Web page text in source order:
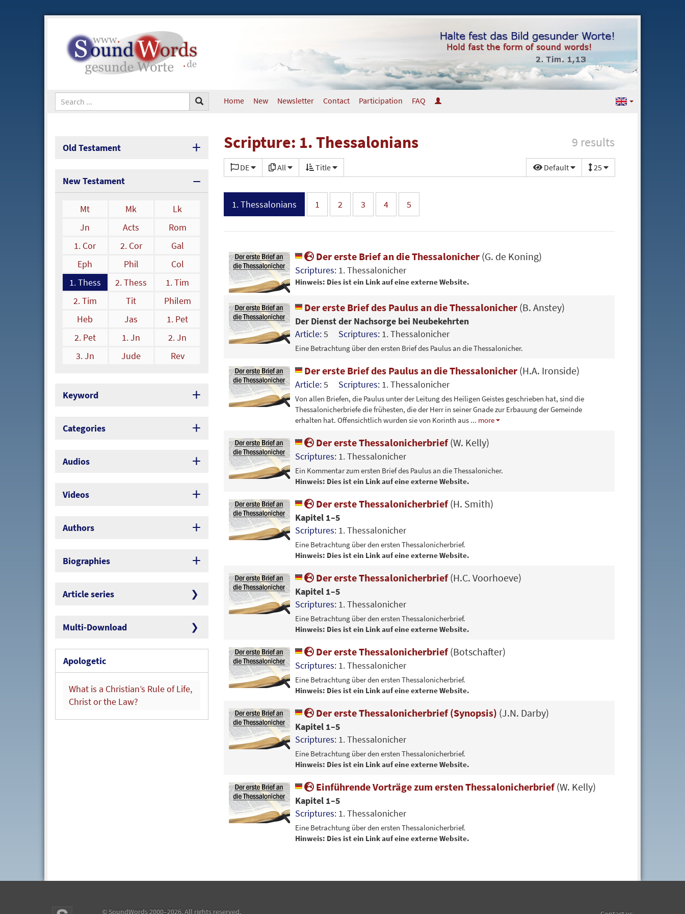
Home New Newsletter Contact Participation FAQ
Old Testament
New Testament
Mt Mk
Lk
Jn
Acts
Rom
1. Cor
2. Cor
Gal
Eph
Phil
Col
1. Thess
2. Thess
1. Tim
2. Tim
Tit
Philem
Heb
Jas
1. Pet
2. Pet
1. Jn
2. Jn
3. Jn
Jude Rev
Keyword
Categories
Audios
Videos
Authors
Biographies
Article series
Multi-Download
Apologetic
What is a Christian’s Rule of Life,
Christ or the Law?
9 results
Scripture: 1. Thessalonians
DE All Title Default 25
1. Thessalonians 1 2 3 4 5
Der erste Brief an die Thessalonicher (G. de Koning)
Scriptures: 1. Thessalonicher
Hinweis: Dies ist ein Link auf eine externe Website.
Der erste Brief des Paulus an die Thessalonicher (B. Anstey)
Der Dienst der Nachsorge bei Neubekehrten
Article:5 Scriptures: 1. Thessalonicher
Eine Betrachtung über den ersten Brief des Paulus an die Thessalonicher.
Der erste Brief des Paulus an die Thessalonicher (H.A. Ironside)
Article:5 Scriptures: 1. Thessalonicher
Von allen Briefen, die Paulus unter der Leitung des Heiligen Geistes geschrieben hat, sind die
Thessalonicherbriefe die frühesten, die der Herr in seiner Gnade zur Erbauung der Gemeinde
erhalten hat. Offensichtlich wurden sie von Korinth aus ... more
Der erste Thessalonicherbrief(W. Kelly)
Scriptures: 1. Thessalonicher
Ein Kommentar zum ersten Brief des Paulus an die Thessalonicher.
Hinweis: Dies ist ein Link auf eine externe Website.
Der erste Thessalonicherbrief(H. Smith)
Kapitel 1–5
Scriptures: 1. Thessalonicher
Eine Betrachtung über den ersten Thessalonicherbrief.
Hinweis: Dies ist ein Link auf eine externe Website.
Der erste Thessalonicherbrief(H.C. Voorhoeve)
Kapitel 1–5
Scriptures: 1. Thessalonicher
Eine Betrachtung über den ersten Thessalonicherbrief.
Hinweis: Dies ist ein Link auf eine externe Website.
Der erste Thessalonicherbrief(Botschafter)
Scriptures: 1. Thessalonicher
Eine Betrachtung über den ersten Thessalonicherbrief.
Hinweis: Dies ist ein Link auf eine externe Website.
Der erste Thessalonicherbrief (Synopsis) (J.N. Darby)
Kapitel 1–5
Scriptures: 1. Thessalonicher
Eine Betrachtung über den ersten Thessalonicherbrief.
Hinweis: Dies ist ein Link auf eine externe Website.
Einführende Vorträge zum ersten Thessalonicherbrief(W. Kelly)
Kapitel 1–5
Scriptures: 1. Thessalonicher
Eine Betrachtung über den ersten Thessalonicherbrief.
Hinweis: Dies ist ein Link auf eine externe Website.
©SoundWords2000–2026. All rights reserved.